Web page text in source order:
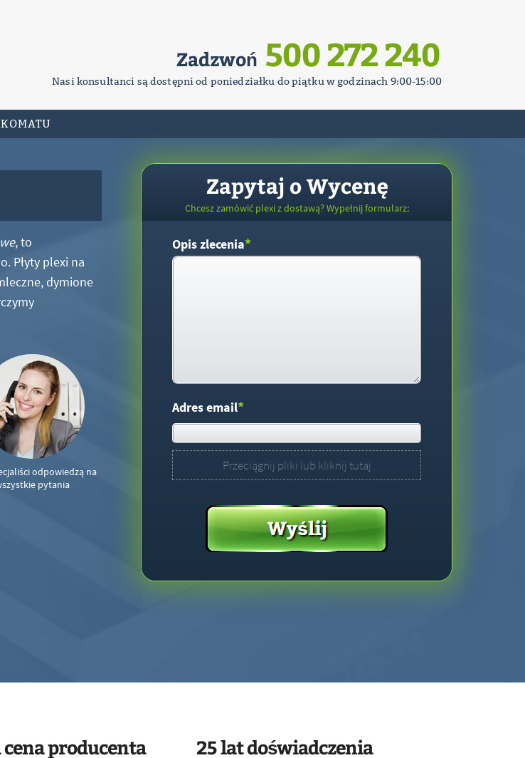
Zadzwoń 500 272 240
Nasi konsultanci są dostępni od poniedziałku do piątku w godzinach 9:00-15:00
, to
Płyty plexi na
dymione
odpowiedzą na
pytania
Zapytaj o Wycenę
Chcesz zamówić plexi z dostawą? Wypełnij formularz:
Opis zlecenia*
Adres email*
Przeciągnij pliki lub kliknij tutaj
producenta 25 lat doświadczenia